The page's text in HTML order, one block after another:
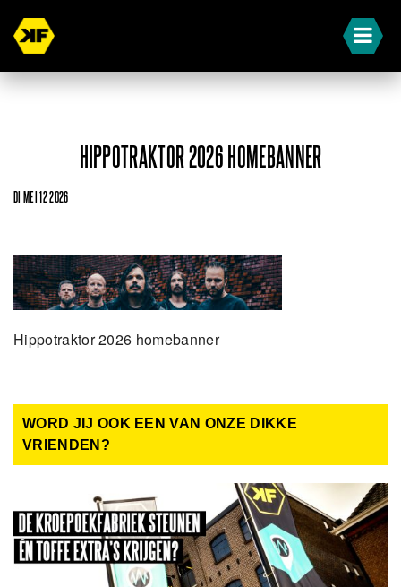
HIPPOTRAKTOR 2026 HOMEBANNER
DI MEI 12 2026
Hippotraktor 2026 homebanner
WORD JIJ OOK EEN VAN ONZE DIKKE
VRIENDEN?